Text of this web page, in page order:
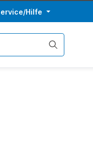
Hilfe